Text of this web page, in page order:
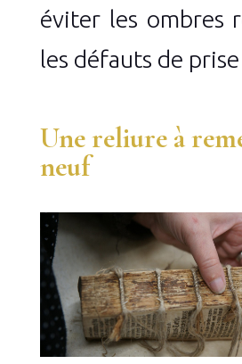
éviter les ombres
les défauts de
Une reliure à
neuf